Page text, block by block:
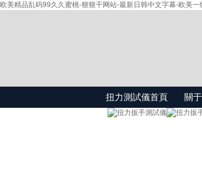
欧美精品乱码99久久蜜桃-狠狠干网站-最新日韩中文字幕-欧美
扭力測試儀首頁 關